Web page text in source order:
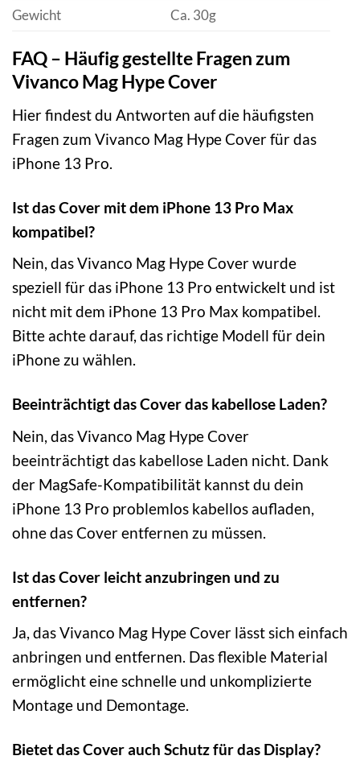
Gewicht
Ca. 30g
FAQ – Häufig gestellte Fragen zum
Vivanco Mag Hype Cover
Hier findest du Antworten auf die häufigsten
Fragen zum Vivanco Mag Hype Cover für das
iPhone 13 Pro.
Ist das Cover mit dem iPhone 13 Pro Max
kompatibel?
Nein, das Vivanco Mag Hype Cover wurde
speziell für das iPhone 13 Pro entwickelt und ist
nicht mit dem iPhone 13 Pro Max kompatibel.
Bitte achte darauf, das richtige Modell für dein
iPhone zu wählen.
Beeinträchtigt das Cover das kabellose Laden?
Nein, das Vivanco Mag Hype Cover
beeinträchtigt das kabellose Laden nicht. Dank
der MagSafe-Kompatibilität kannst du dein
iPhone 13 Pro problemlos kabellos aufladen,
ohne das Cover entfernen zu müssen.
Ist das Cover leicht anzubringen und zu
entfernen?
Ja, das Vivanco Mag Hype Cover lässt sich einfach
anbringen und entfernen. Das flexible Material
ermöglicht eine schnelle und unkomplizierte
Montage und Demontage.
Bietet das Cover auch Schutz für das Display?